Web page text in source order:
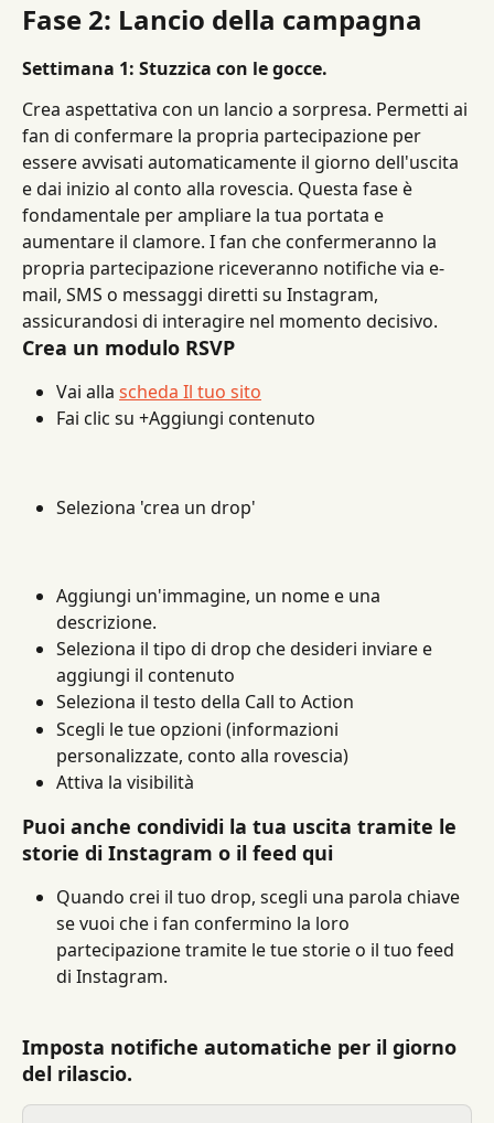
Fase 2: Lancio della campagna
Settimana 1: Stuzzica con le gocce.
Crea aspettativa con un lancio a sorpresa. Permetti ai
fan di confermare la propria partecipazione per
essere avvisati automaticamente il giorno dell'uscita
e dai inizio al conto alla rovescia. Questa fase è
fondamentale per ampliare la tua portata e
aumentare il clamore. I fan che confermeranno la
propria partecipazione riceveranno notifiche via e-
mail, SMS o messaggi diretti su Instagram,
assicurandosi di interagire nel momento decisivo.
Crea un modulo RSVP
Vai alla scheda Il tuo sito
Fai clic su +Aggiungi contenuto
Seleziona 'crea un drop'
Aggiungi un'immagine, un nome e una
descrizione.
Seleziona il tipo di drop che desideri inviare e
aggiungi il contenuto
Seleziona il testo della Call to Action
Scegli le tue opzioni (informazioni
personalizzate, conto alla rovescia)
Attiva la visibilità
Puoi anche condividi la tua uscita tramite le
storie di Instagram o il feed qui
Quando crei il tuo drop, scegli una parola chiave
se vuoi che i fan confermino la loro
partecipazione tramite le tue storie o il tuo feed
di Instagram.
Imposta notifiche automatiche per il giorno
del rilascio.